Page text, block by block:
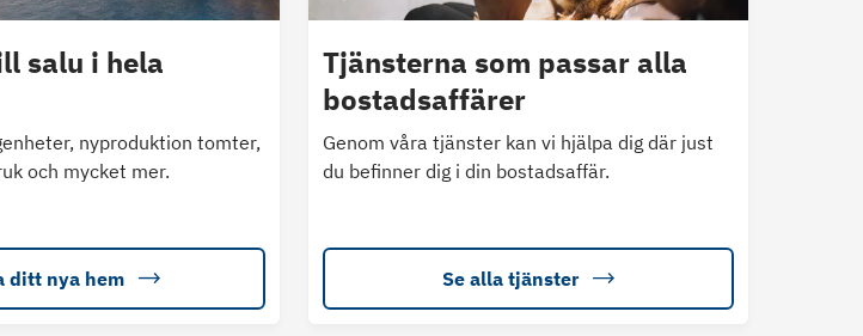
salu i hela
nyproduktion tomter,
och mycket mer.
ditt nya hem
Tjänsterna som passar alla
bostadsaffärer
Genom våra tjänster kan vi hjälpa dig där just
du befinner dig i din bostadsaffär.
Se alla tjänster